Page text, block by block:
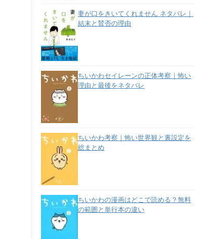
妻が口をきいてくれません ネタバレ｜
結末と賛否の理由
ちいかわセイレーンの正体考察｜怖い
理由と最後をネタバレ
ちいかわ考察｜怖い世界観と裏設定を
総まとめ
ちいかわの漫画はどこで読める？無料
の範囲と単行本の違い